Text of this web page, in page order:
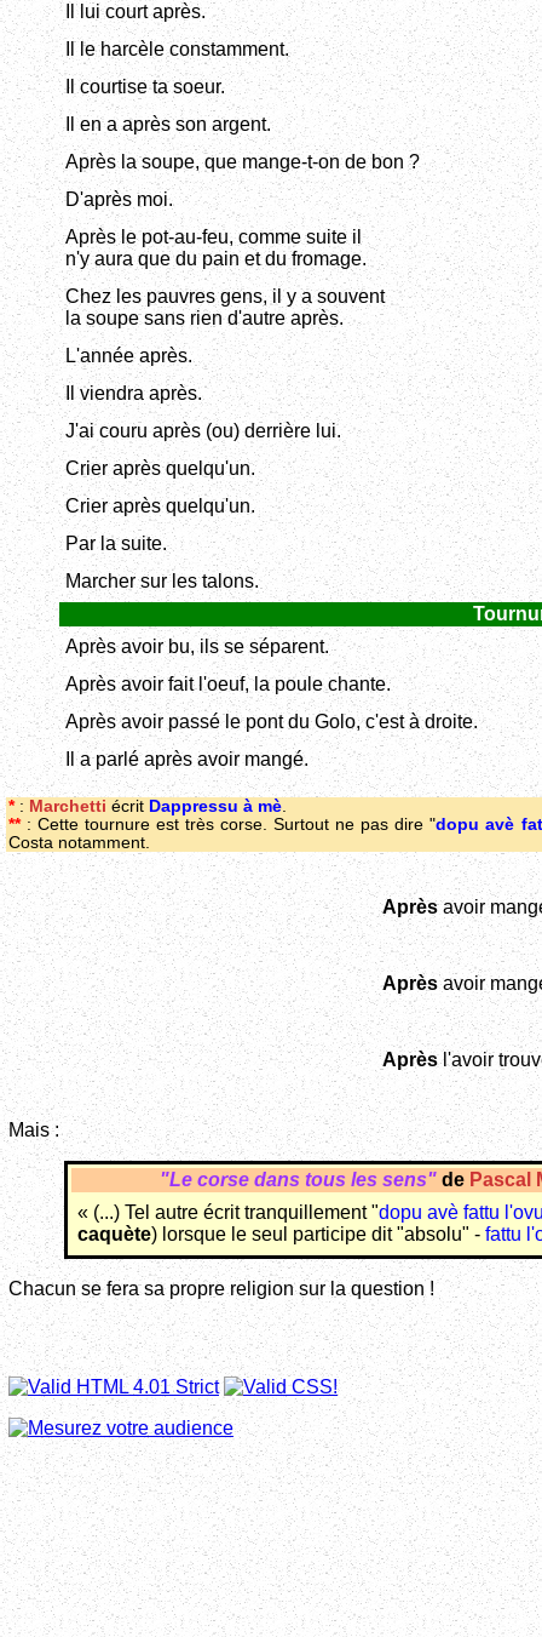
Il lui court après.
Il le harcèle constamment.
Il courtise ta soeur.
Il en a après son argent.
Après la soupe, que mange-t-on de bon ?
D'après moi.
Après le pot-au-feu, comme suite il
n'y aura que du pain et du fromage.
Chez les pauvres gens, il y a souvent
la soupe sans rien d'autre après.
L'année après.
Il viendra après.
J'ai couru après (ou) derrière lui.
Crier après quelqu'un.
Crier après quelqu'un.
Par la suite.
Marcher sur les talons.
Après avoir bu, ils se séparent.
Après avoir fait l'oeuf, la poule chante.
Après avoir passé le pont du Golo, c'est à droite.
Il a parlé après avoir mangé.
*: Marchetti écrit Dappressu à mè
**: Cette tournure est très corse. Surtout ne pas dire "dopu avè
Costa notamment.
Aprèsavoir
Aprèsavoir
Aprèsl'avoir
Mais :
"Le corse dans tous les sens" de Pascal
« (...) Tel autre écrit tranquillement "dopu avè fattu
caquète) lorsque le seul participe dit "absolu" - fattu
Chacun se fera sa propre religion sur la question !